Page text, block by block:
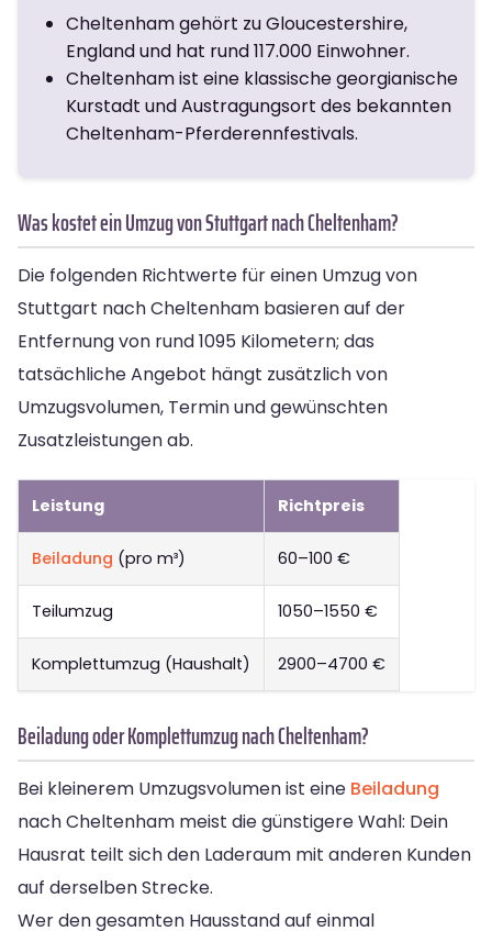
Cheltenham gehört zu Gloucestershire,
England und hat rund 117.000 Einwohner.
Cheltenham ist eine klassische georgianische
Kurstadt und Austragungsort des bekannten
Cheltenham-Pferderennfestivals.
Was kostet ein Umzug von Stuttgart nach Cheltenham?
Die folgenden Richtwerte für einen Umzug von
Stuttgart nach Cheltenham basieren auf der
Entfernung von rund 1095 Kilometern; das
tatsächliche Angebot hängt zusätzlich von
Umzugsvolumen, Termin und gewünschten
Zusatzleistungen ab.
Leistung Richtpreis
Beiladung (pro m³) 60–100 €
Teilumzug 1050–1550 €
Komplettumzug (Haushalt) 2900–4700 €
Beiladung oder Komplettumzug nach Cheltenham?
Bei kleinerem Umzugsvolumen ist eine Beiladung
nach Cheltenham meist die günstigere Wahl: Dein
Hausrat teilt sich den Laderaum mit anderen Kunden
auf derselben Strecke.
Wer den gesamten Hausstand auf einmal